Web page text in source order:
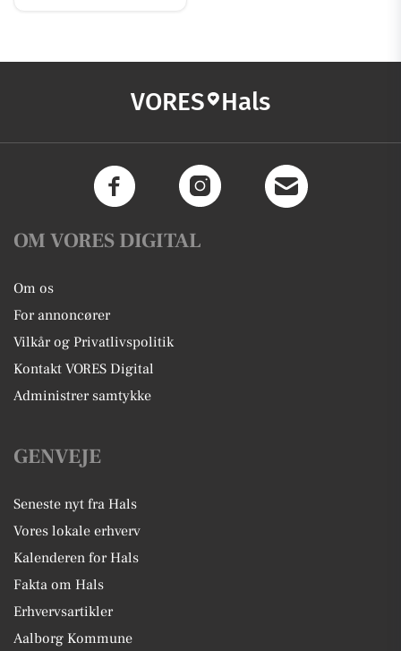
VORES Hals
OM VORES DIGITAL
Om os
For annoncører
Vilkår og Privatlivspolitik
Kontakt VORES Digital
Administrer samtykke
GENVEJE
Seneste nyt fra Hals
Vores lokale erhverv
Kalenderen for Hals
Fakta om Hals
Erhvervsartikler
Aalborg Kommune